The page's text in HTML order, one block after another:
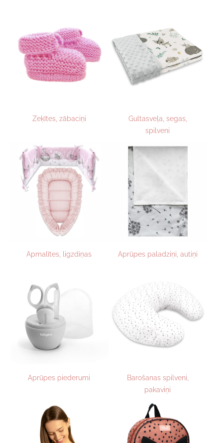
Zeķītes, zābaciņi
Gultasveļa, segas,
spilveni
Apmalītes, ligzdiņas Aprūpes paladziņi, autiņi
Aprūpes piederumi
Barošanas spilveni,
pakaviņi